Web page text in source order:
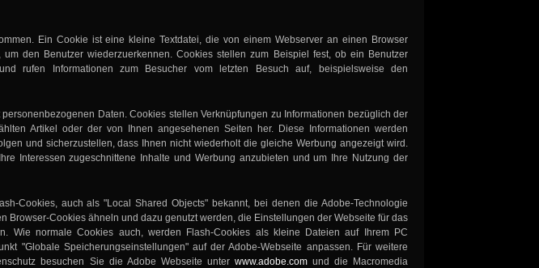
Ein Cookie ist eine kleine Textdatei, die von einem Webserver an einen Browser
den Benutzer wiederzuerkennen. Cookies stellen zum Beispiel fest, ob ein Benutzer
rufen Informationen zum Besucher vom letzten Besuch auf, beispielsweise den
Daten. Cookies stellen Verknüpfungen zu Informationen bezüglich der
Artikel oder der von Ihnen angesehenen Seiten her. Diese Informationen werden
und sicherzustellen, dass Ihnen nicht wiederholt die gleiche Werbung angezeigt wird.
Interessen zugeschnittene Inhalte und Werbung anzubieten und um Ihre Nutzung der
Cookies, auch als "Local Shared Objects" bekannt, bei denen die Adobe-Technologie
Browser-Cookies ähneln und dazu genutzt werden, die Einstellungen der Webseite für das
Wie normale Cookies auch, werden Flash-Cookies als kleine Dateien auf Ihrem PC
"Globale Speicherungseinstellungen" auf der Adobe-Webseite anpassen. Für weitere
besuchen Sie die Adobe Webseite unter www.adobe.comund die Macromedia